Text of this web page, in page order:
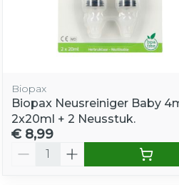
Biopax
Biopax Neusreiniger Baby
2x20ml + 2 Neusstuk.
€ 8,99
Aantal